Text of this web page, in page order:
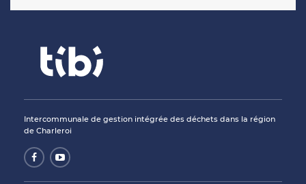
Intercommunale de gestion intégrée des déchets dans la région
de Charleroi